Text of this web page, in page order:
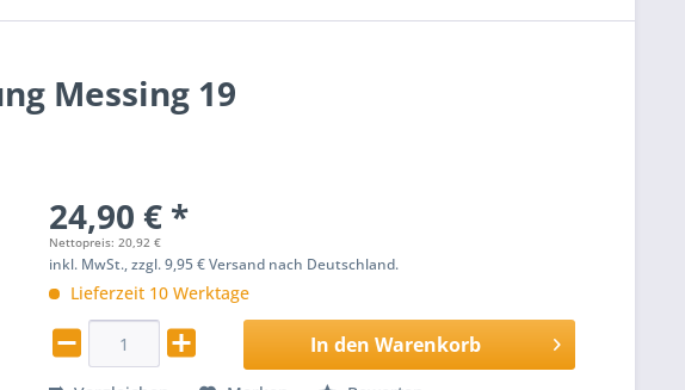
Messing 19
24,90 € *
Nettopreis: 20,92 €
inkl. MwSt., zzgl. 9,95 € Versand nach Deutschland.
Lieferzeit 10 Werktage
In den Warenkorb